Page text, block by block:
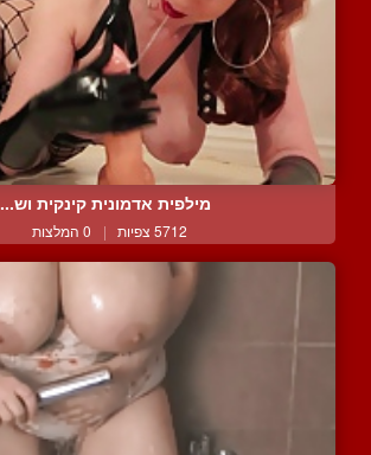
מילפית אדמונית קינקית וש...
5712 צפיות | 0 המלצות